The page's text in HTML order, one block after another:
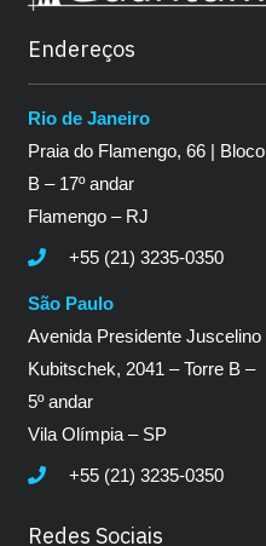
Endereços
Rio de Janeiro
Praia do Flamengo, 66 | Bloco
B – 17º andar
Flamengo – RJ
+55 (21) 3235-0350
São Paulo
Avenida Presidente Juscelino
Kubitschek, 2041 – Torre B –
5º andar
Vila Olímpia – SP
+55 (21) 3235-0350
Redes Sociais